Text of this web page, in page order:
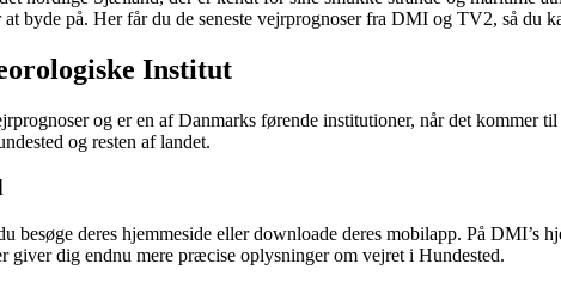
byde på. Her får du de seneste vejrprognoser fra DMI og TV2, så du
Institut
og er en af Danmarks førende institutioner, når det
og resten af landet.
besøge deres hjemmeside eller downloade deres mobilapp. På
giver dig endnu mere præcise oplysninger om vejret i Hundested.